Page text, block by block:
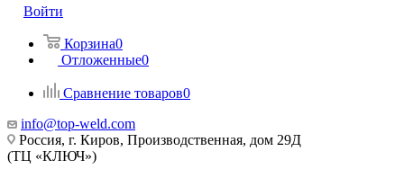
Войти
Корзина0
Отложенные0
Сравнение товаров0
info@top-weld.com
Россия, г. Киров, Производственная, дом 29Д
(ТЦ «КЛЮЧ»)